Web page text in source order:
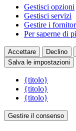
Gestisci opzioni
Gestisci servizi
Gestire i
Per saperne di
Accettare Declino
Salva le impostazioni
{titolo}
{titolo}
{titolo}
Gestire il consenso